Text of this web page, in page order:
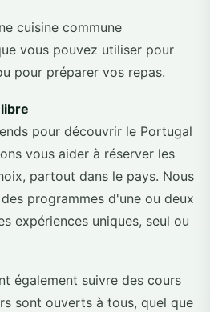
cuisine commune
vous pouvez utiliser pour
pour préparer vos repas.
pour découvrir le Portugal
vous aider à réserver les
partout dans le pays. Nous
programmes d'une ou deux
expériences uniques, seul ou
également suivre des cours
sont ouverts à tous, quel que